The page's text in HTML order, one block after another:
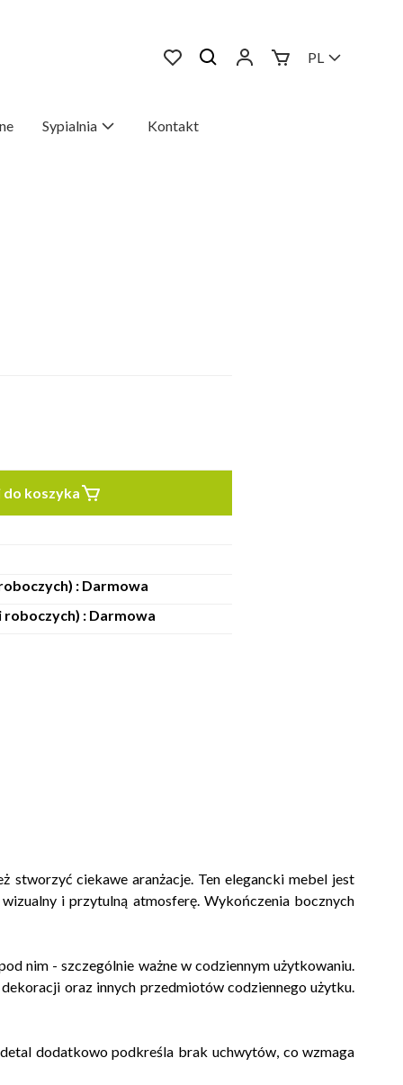
PL
Sypialnia Kontakt
do koszyka
: Darmowa
roboczych) : Darmowa
ciekawe aranżacje. Ten elegancki mebel jest
i przytulną atmosferę. Wykończenia bocznych
nim - szczególnie ważne w codziennym użytkowaniu.
oraz innych przedmiotów codziennego użytku.
dodatkowo podkreśla brak uchwytów, co wzmaga